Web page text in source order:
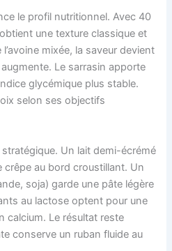
le profil nutritionnel. Avec 40
une texture classique et
mixée, la saveur devient
Le sarrasin apporte
glycémique plus stable.
selon ses objectifs
Un lait demi-écrémé
crêpe au bord croustillant. Un
soja) garde une pâte légère
au lactose optent pour une
calcium. Le résultat reste
conserve un ruban fluide au